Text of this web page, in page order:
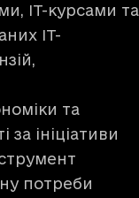
ІТ-курсами та
ІТ-
та
ініціативи
потреби